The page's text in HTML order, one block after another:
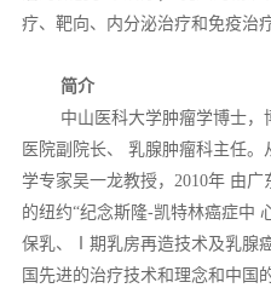
疗、靶向、内分泌治疗和免疫治
简介
中山医科大学肿瘤学博士，
医院副院长、 乳腺肿瘤科主任
学专家吴一龙教授，2010年 由
的纽约“纪念斯隆-凯特林癌症中
保乳、Ⅰ期乳房再造技术及乳腺
国先进的治疗技术和理念和中国